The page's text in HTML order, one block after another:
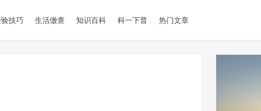
技巧 生活缴查 知识百科 科一下普 热门文章